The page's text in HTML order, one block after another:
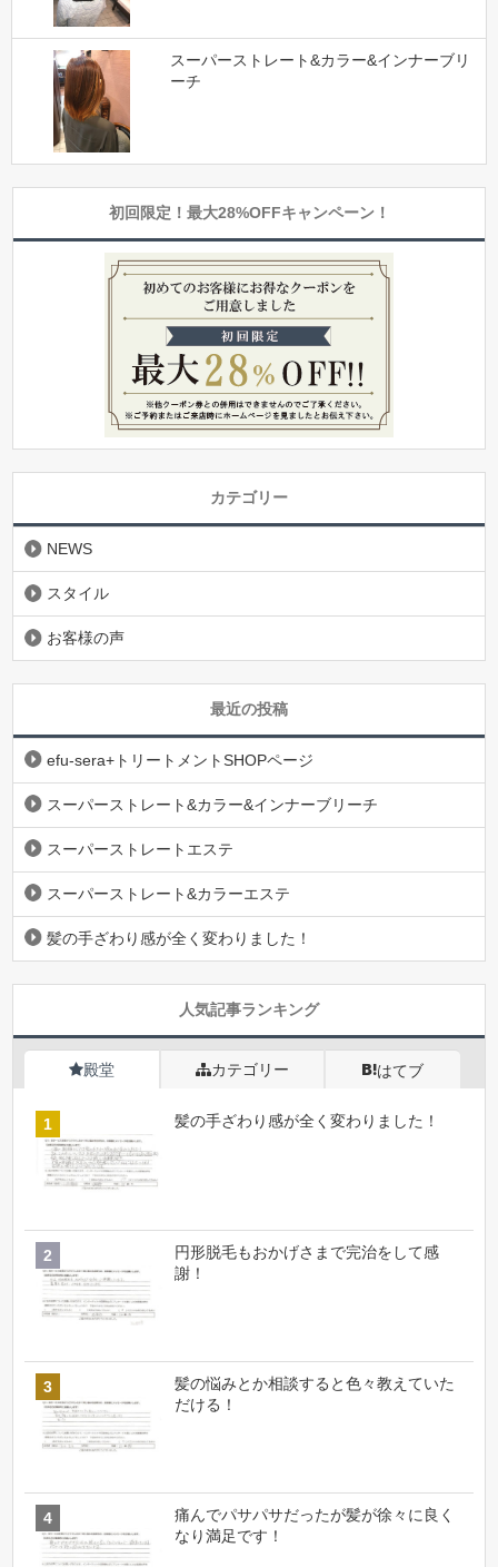
スーパーストレート&カラー&インナーブリ
ーチ
初回限定！最大28%OFFキャンペーン！
カテゴリー
NEWS
スタイル
お客様の声
最近の投稿
efu-sera+トリートメントSHOPページ
スーパーストレート&カラー&インナーブリーチ
スーパーストレートエステ
スーパーストレート&カラーエステ
髪の手ざわり感が全く変わりました！
人気記事ランキング
殿堂 カテゴリー はてブ
髪の手ざわり感が全く変わりました！
円形脱毛もおかげさまで完治をして感
謝！
髪の悩みとか相談すると色々教えていた
だける！
痛んでパサパサだったが髪が徐々に良く
なり満足です！